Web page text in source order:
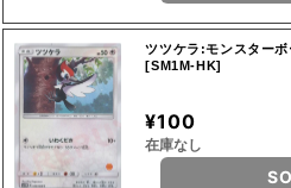
ツツケラ:モンスター
[SM1M-HK]
¥100
在庫なし